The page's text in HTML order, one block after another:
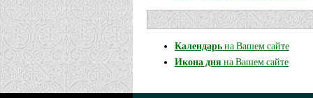
Календарьна Вашем сайте
Икона дняна Вашем сайте